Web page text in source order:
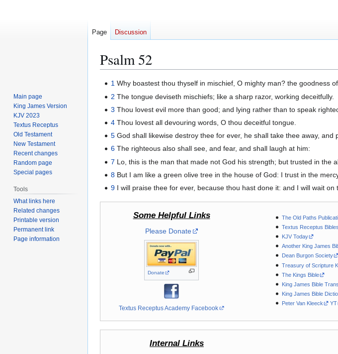
Psalm 52
Jump
Jump1 Why boastest thou thyself in mischief, O mighty man? the goodness
2 The tongue deviseth mischiefs; like a sharp razor, working deceitfully.
3 Thou lovest evil more than good; and lying rather than to speak
4 Thou lovest all devouring words, O thou deceitful tongue.
5 God shall likewise destroy thee for ever, he shall take thee away,
6 The righteous also shall see, and fear, and shall laugh at him:
7 Lo, this is the man that made not God his strength; but trusted in the
8 But I am like a green olive tree in the house of God: I trust in the
9 I will praise thee for ever, because thou hast done it: and I will wait
Some Helpful Links
Please Donate
Donate
Textus Receptus Academy Facebook
The Old Paths
Textus Receptus Bibles
KJV Today
Another King James
Dean Burgon Society
Treasury of Scripture
The Kings Bible
King James Bible
King James Bible
Peter Van Kleeck
YT
Internal Links
Page Discussion
Main page
King James Version
KJV 2023
Textus Receptus
Old Testament
New Testament
Recent changes
Random page
Special pages
Tools
What links here
Related changes
Printable version
Permanent link
Page information